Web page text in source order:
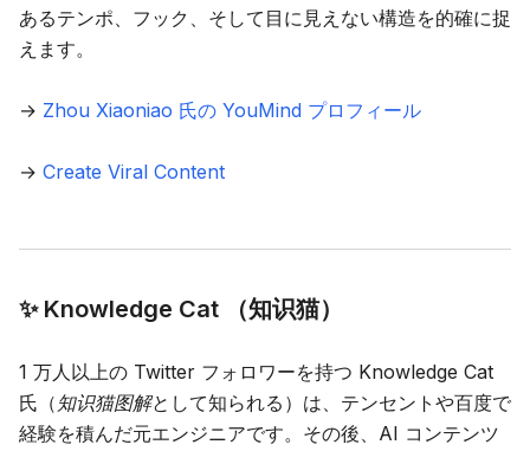
あるテンポ、フック、そして目に見えない構造を的確に捉
えます。
→ Zhou Xiaoniao 氏の YouMind プロフィール
→ Create Viral Content
✨ Knowledge Cat （知识猫）
1 万人以上の Twitter フォロワーを持つ Knowledge Cat
氏（ 知识猫图解として知られる）は、テンセントや百度で
経験を積んだ元エンジニアです。その後、AI コンテンツ